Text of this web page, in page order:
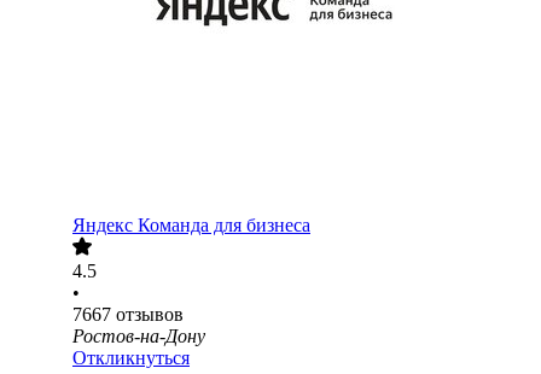
Яндекс Команда для бизнеса
4.5
•
7667 отзывов
Ростов-на-Дону
Откликнуться